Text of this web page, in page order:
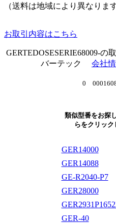
（送料は地域により異なりま
お取引内容はこちら
GERTEDOSESERIE68009-
バーテック 会社
0
類似型番をお探
らをクリック
GER14000
GER14088
GE-R2040-P7
GER28000
GER-40